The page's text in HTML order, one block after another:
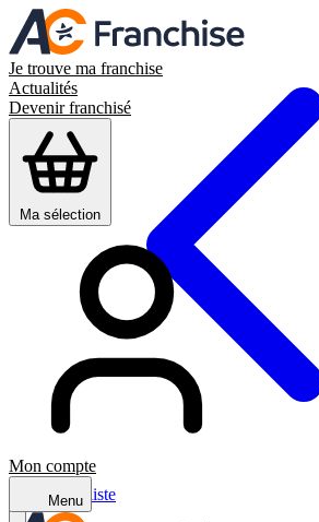
Je trouve ma franchise
Actualités
Devenir franchisé
Ma sélection
Mon compte
Menu
Retour à la liste